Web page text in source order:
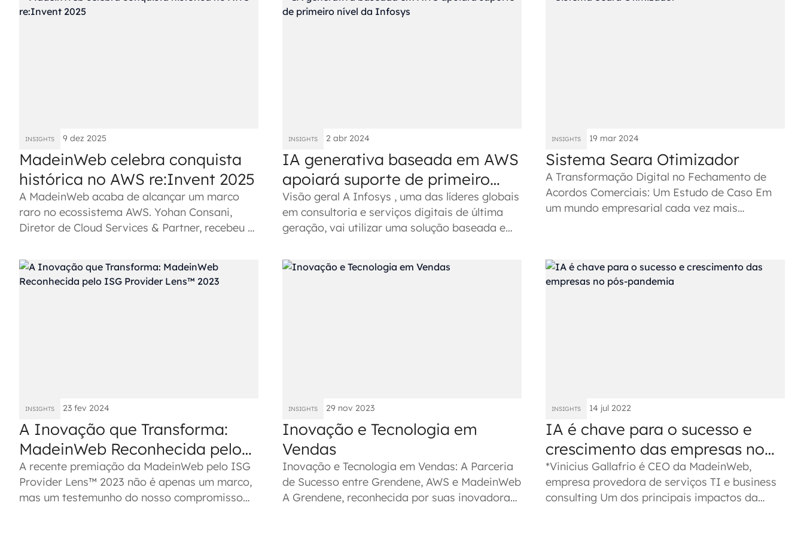
INSIGHTS 9 dez 2025
MadeinWeb celebra conquista
histórica no AWS re:Invent 2025
A MadeinWeb acaba de alcançar um marco
raro no ecossistema AWS. Yohan Consani,
Diretor de Cloud Services & Partner, recebeu a
INSIGHTS 2 abr 2024
IA generativa baseada em AWS
apoiará suporte de primeiro
nível da Infosys
Visão geral A Infosys , uma das líderes globais
em consultoria e serviços digitais de última
geração, vai utilizar uma solução baseada em
INSIGHTS 19 mar 2024
Sistema Seara Otimizador
A Transformação Digital no Fechamento de
Acordos Comerciais: Um Estudo de Caso Em
um mundo empresarial cada vez mais
INSIGHTS 23 fev 2024
A Inovação que Transforma:
MadeinWeb Reconhecida pelo
ISG Provider Lens™ 2023
A recente premiação da MadeinWeb pelo ISG
Provider Lens™ 2023 não é apenas um marco,
mas um testemunho do nosso compromisso
INSIGHTS 29 nov 2023
Inovação e Tecnologia em
Vendas
Inovação e Tecnologia em Vendas: A Parceria
de Sucesso entre Grendene, AWS e MadeinWeb
A Grendene, reconhecida por suas inovadoras
INSIGHTS 14 jul 2022
IA é chave para o sucesso e
crescimento das empresas no
pós-pandemia
*Vinicius Gallafrio é CEO da MadeinWeb,
empresa provedora de serviços TI e business
consulting Um dos principais impactos da